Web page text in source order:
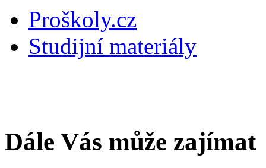
Proškoly.cz
Studijní materiály
Dále Vás může zajímat